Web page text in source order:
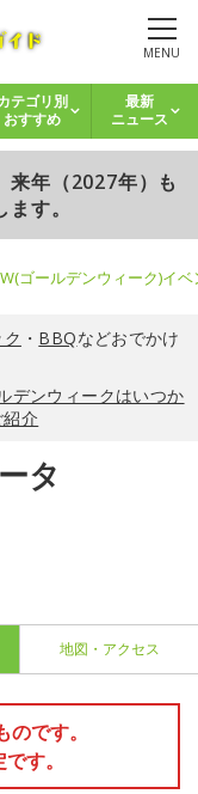
MENU
テゴリ別
おすすめ
最新
ニュース
来年（2027年）も
す。
ゴールデンウィーク)イ
・ BBQなどおでかけ
デンウィークはいつか
介
タ
地図・アクセス
です。
す。